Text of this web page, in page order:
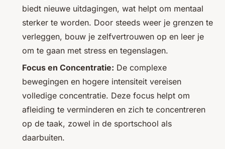
biedt nieuwe uitdagingen, wat helpt om mentaal
sterker te worden. Door steeds weer je grenzen te
verleggen, bouw je zelfvertrouwen op en leer je
om te gaan met stress en tegenslagen.
Focus en Concentratie: De complexe
bewegingen en hogere intensiteit vereisen
volledige concentratie. Deze focus helpt om
afleiding te verminderen en zich te concentreren
op de taak, zowel in de sportschool als
daarbuiten.